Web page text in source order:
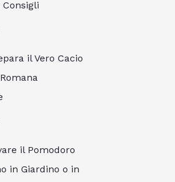
il Vero Cacio
il Pomodoro
in Giardino o in